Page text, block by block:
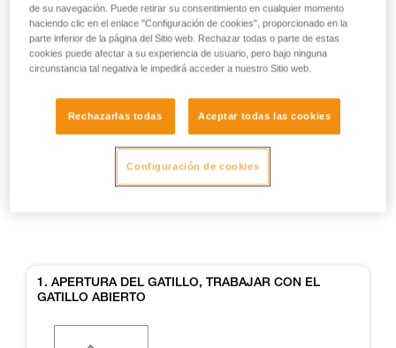
Ejemplos de situaciones de riesgo sobre el
1. APERTURA DEL GATILLO, TRABAJAR CON EL
GATILLO ABIERTO
de su navegación. Puede retirar su consentimiento en cualquier momento
haciendo clic en el enlace "Configuración de cookies", proporcionado en la
parte inferior de la página del Sitio web. Rechazar todas o parte de estas
cookies puede afectar a su experiencia de usuario, pero bajo ninguna
circunstancia tal negativa le impedirá acceder a nuestro Sitio web.
Rechazarlas todas Aceptar todas las cookies
Configuración de cookies